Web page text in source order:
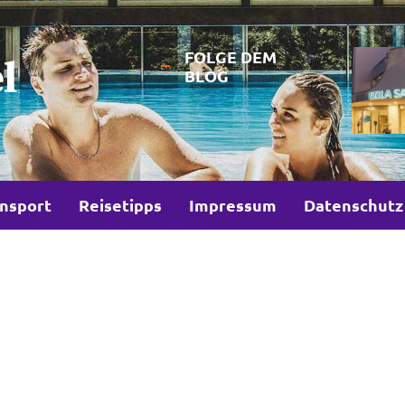
FOLGE DEM
BLOG
Reisetipps Impressum Datenschutz